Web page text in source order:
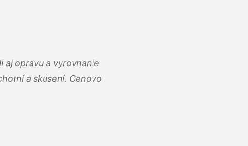
aj opravu a vyrovnanie
a skúsení. Cenovo